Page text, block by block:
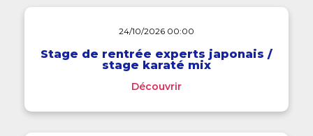
24/10/2026 00:00
Stage de rentrée experts japonais /
stage karaté mix
Découvrir